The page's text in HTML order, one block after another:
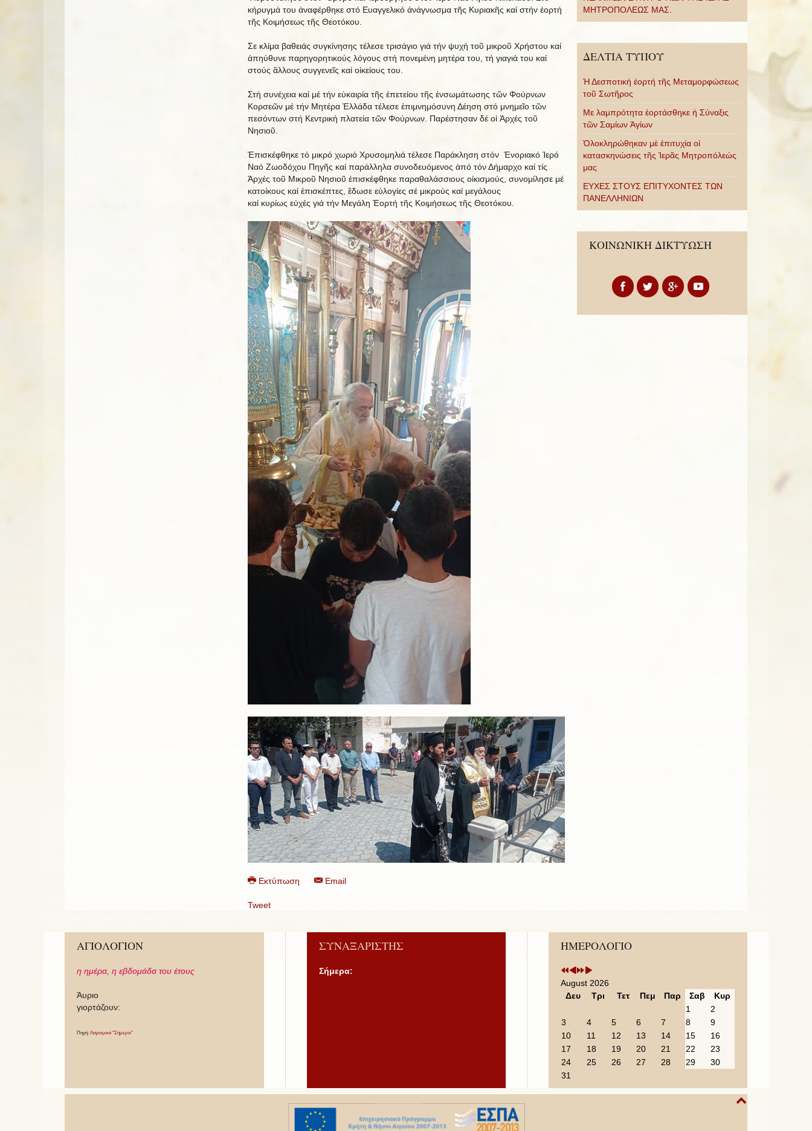
κήρυγμά του ἀναφέρθηκε στό Ευαγγελικό ἀνάγνωσμα τῆς Κυριακῆς καί στήν ἑορτή
τῆς Κοιμήσεως τῆς Θεοτόκου.
Σε κλίμα βαθειάς συγκίνησης τέλεσε τρισάγιο γιά τήν ψυχή τοῦ μικροῦ Χρήστου καί
ἀπηύθυνε παρηγορητικούς λόγους στή πονεμένη μητέρα του, τή γιαγιά του καί
στούς ἂλλους συγγενεῖς καί οἱκείους του.
Στή συνέχεια καί μέ τήν εὐκαιρία τῆς ἐπετείου τῆς ἐνσωμάτωσης τῶν Φούρνων
Κορσεῶν μέ τήν Μητέρα Ἑλλάδα τέλεσε ἐπιμνημόσυνη Δέηση στό μνημεῖο τῶν
πεσόντων στή Κεντρική πλατεία τῶν Φούρνων. Παρέστησαν δέ οἱ Ἀρχές τοῦ
Νησιοῦ.
Ἐπισκέφθηκε τό μικρό χωριό Χρυσομηλιά τέλεσε Παράκληση στόν Ἐνοριακό Ἱερό
Ναό Ζωοδόχου Πηγῆς καί παράλληλα συνοδευόμενος ἀπό τόν Δήμαρχο καί τίς
Ἀρχές τοῦ Μικροῦ Νησιοῦ ἐπισκέφθηκε παραθαλάσσιους οἱκισμούς, συνομίλησε μέ
κατοίκους καί ἐπισκέπτες, ἒδωσε εὐλογίες σέ μικρούς καί μεγάλους
καί κυρίως εὐχές γιά τήν Μεγάλη Ἐορτή τῆς Κοιμήσεως τῆς Θεοτόκου.
Εκτύπωση Email
Tweet
ΜΗΤΡΟΠΟΛΕΩΣ ΜΑΣ.
ΔΕΛΤΙΑ ΤΥΠΟΥ
Ἡ Δεσποτική ἑορτή τῆς Μεταμορφώσεως
τοῦ Σωτῆρος
Με λαμπρότητα ἑορτάσθηκε ἡ Σύναξις
τῶν Σαμίων Ἁγίων
Ὁλοκληρώθηκαν μὲ ἐπιτυχία οἱ
κατασκηνώσεις τῆς Ἱερᾶς Μητροπόλεώς
μας
ΕΥΧΕΣ ΣΤΟΥΣ ΕΠΙΤΥΧΟΝΤΕΣ ΤΩΝ
ΠΑΝΕΛΛΗΝΙΩΝ
ΚΟΙΝΩΝΙΚΗ ΔΙΚΤΥΩΣΗ
ΑΓΙΟΛΟΓΙΟΝ
η ημέρα, η εβδομάδα του έτους
Άυριο
γιορτάζουν:
Πηγή: Λογισμικό "Σήμερα"
ΣΥΝΑΞΑΡΙΣΤΗΣ
Σήμερα:
ΗΜΕΡΟΛΟΓΙΟ
Previous
Year
Previous
Month
Next
Year
Next
Month
August 2026
Δευ
Τρι Τετ Πεμ Παρ Σαβ
Κυρ
1
2
3
4 5 6 7 8
9
10
11 12 13 14 15
16
17
18 19 20 21 22
23
24
25 26 27 28 29
30
31